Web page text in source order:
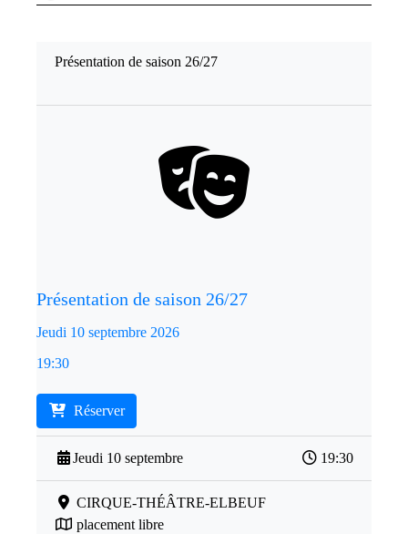
Présentation de saison 26/27
Présentation de saison 26/27
Jeudi 10 septembre 2026
19:30
Réserver
Jeudi 10 septembre 19:30
CIRQUE-THÉÂTRE-ELBEUF
placement libre